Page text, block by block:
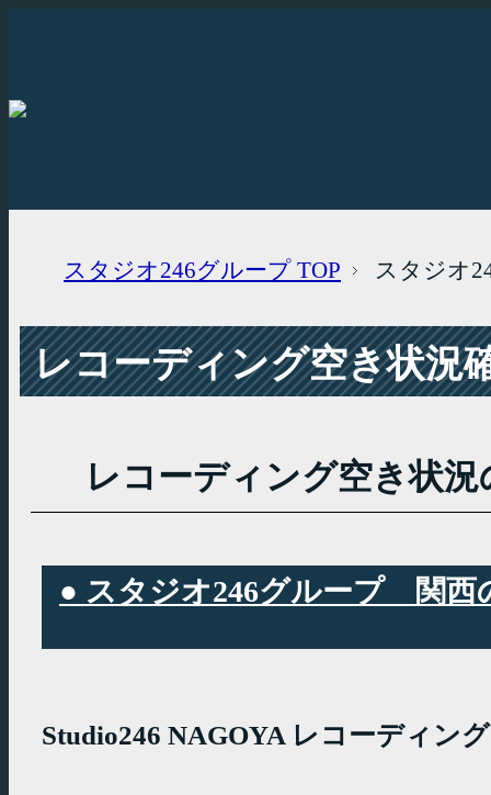
スタジオ246グループ TOP スタジオ
レコーディング空き状況
レコーディング空き状況
● スタジオ246グループ 関西
Studio246 NAGOYA レコーディン